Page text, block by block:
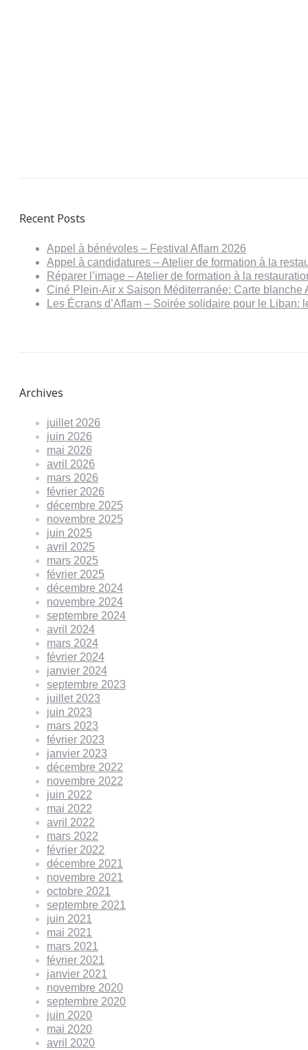
Recent Posts
Appel à bénévoles – Festival Aflam 2026
Appel à candidatures – Atelier de formation à la
Réparer l’image – Atelier de formation à la
Ciné Plein-Air x Saison Méditerranée: Carte blanche
Les Écrans d’Aflam – Soirée solidaire pour le
Archives
juillet 2026
juin 2026
mai 2026
avril 2026
mars 2026
février 2026
décembre 2025
novembre 2025
juin 2025
avril 2025
mars 2025
février 2025
décembre 2024
novembre 2024
septembre 2024
avril 2024
mars 2024
février 2024
janvier 2024
septembre 2023
juillet 2023
juin 2023
mars 2023
février 2023
janvier 2023
décembre 2022
novembre 2022
juin 2022
mai 2022
avril 2022
mars 2022
février 2022
décembre 2021
novembre 2021
octobre 2021
septembre 2021
juin 2021
mai 2021
mars 2021
février 2021
janvier 2021
novembre 2020
septembre 2020
juin 2020
mai 2020
avril 2020